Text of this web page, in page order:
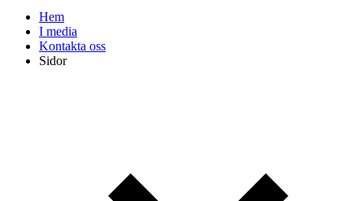
Hem
I media
Kontakta oss
Sidor